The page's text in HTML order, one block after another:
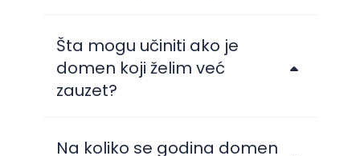
Šta mogu učiniti ako je
domen koji želim već
zauzet?
Na koliko se godina domen